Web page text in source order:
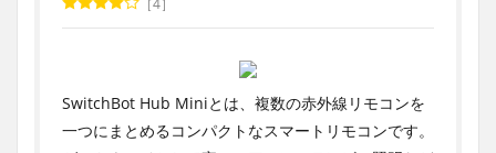
4
SwitchBot Hub Miniとは、複数の赤外線リモコンを
一つにまとめるコンパクトなスマートリモコンです。